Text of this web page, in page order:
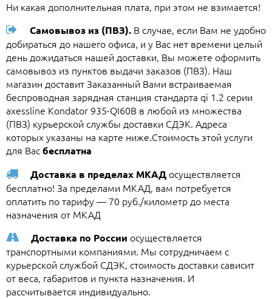
Ни какая дополнительная плата, при этом не взимается!
Самовывоз из (ПВЗ). В случае, если Вам не удобно
добираться до нашего офиса, и у Вас нет времени целый
день дожидаться нашей доставки, Вы можете оформить
самовывоз из пунктов выдачи заказов (ПВЗ). Наш
магазин доставит Заказанный Вами встраиваемая
беспроводная зарядная станция стандарта qi 1.2 серии
axessline Kondator 935-QI60B в любой из множества
(ПВЗ) курьерской службы доставки СДЭК. Адреса
которых указаны на карте ниже.Стоимость этой услуги
для Васбесплатна
Доставка в пределах МКАД осуществляется
бесплатно! За пределами МКАД, вам потребуется
оплатить по тарифу — 70 руб./километр до места
назначения от МКАД
Доставка по России осуществляется
транспортными компаниями. Мы сотрудничаем с
курьерской службой СДЭК, стоимость доставки сависит
от веса, габаритов и пункта назначения. И
рассчитывается индивидуально.